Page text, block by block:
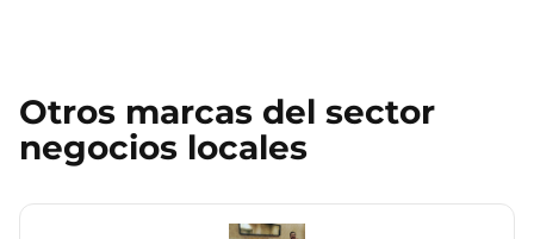
Otros marcas del sector
negocios locales